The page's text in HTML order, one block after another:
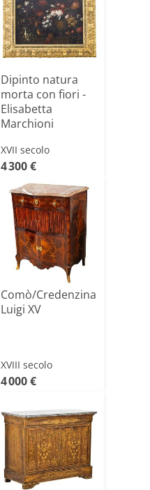
Dipinto natura
morta con fiori -
Elisabetta
Marchioni
XVII secolo
4 300 €
Comò/Credenzina
Luigi XV
XVIII secolo
4 000 €